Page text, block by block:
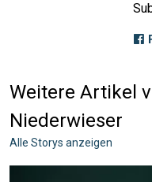
Weitere Artikel
Niederwieser
Alle Storys anzeigen